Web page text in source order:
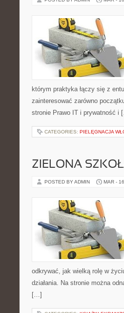
którym praktyka łączy się z
zainteresować zarówno
stronie Prawo IT i prywatność i
CATEGORIES: PIELĘGNACJA
ZIELONA
POSTED BY ADMIN MAR -
odkrywać, jak wielką rolę w
działania. Na stronie można
[…]